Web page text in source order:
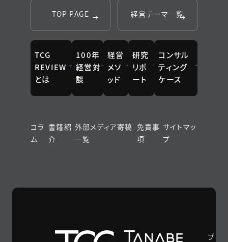
TOP PAGE 経営テーマ一覧
TCG
REVIEW
とは
100年
経営対
談
経営
メソ
ッド
研究
リポ
ート
コンサル
ティング
ケース
コラ
ム
書籍紹
介
外部メディア寄稿
一覧
免責事
項
サイトマッ
プ
プ